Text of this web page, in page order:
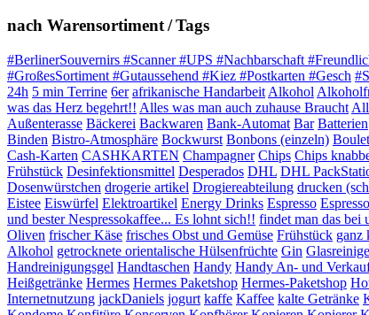
nach Warensortiment / Tags
#BerlinerSouvernirs #Scanner #UPS #Nachbarschaft
#GroßesSortiment #Gutaussehend #Kiez #Postkarten #Gesch
24h 5 min Terrine 6er afrikanische Handarbeit Alkohol
was das Herz begehrt!! Alles was man auch zuhause Braucht
Außenterasse Bäckerei Backwaren Bank-Automat Bar Batterien
Binden Bistro-Atmosphäre Bockwurst Bonbons (einzeln)
Cash-Karten CASHKARTEN Champagner Chips Chips
Frühstück Desinfektionsmittel Desperados DHL DHL
Dosenwürstchen drogerie artikel Drogiereabteilung drucken
Eistee Eiswürfel Elektroartikel Energy Drinks Espresso
und bester Nespressokaffee... Es lohnt sich!! findet man das bei
Oliven frischer Käse frisches Obst und Gemüse Frühstück ganz
Alkohol getrocknete orientalische Hülsenfrüchte Gin
Handreinigungsgel Handtaschen Handy Handy An- und
Heißgetränke Hermes Hermes Paketshop Hermes-Paketshop
Internetnutzung jackDaniels jogurt kaffe Kaffee kalte Getränke